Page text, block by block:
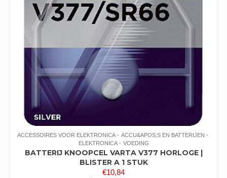
ACCESSOIRES VOOR ELEKTRONICA
ACCU&APOS;S EN BATTERIJEN
ELEKTRONICA
VOEDING
BATTERIJ KNOOPCEL VARTA V377 HORLOGE |
BLISTER A 1 STUK
€10,84